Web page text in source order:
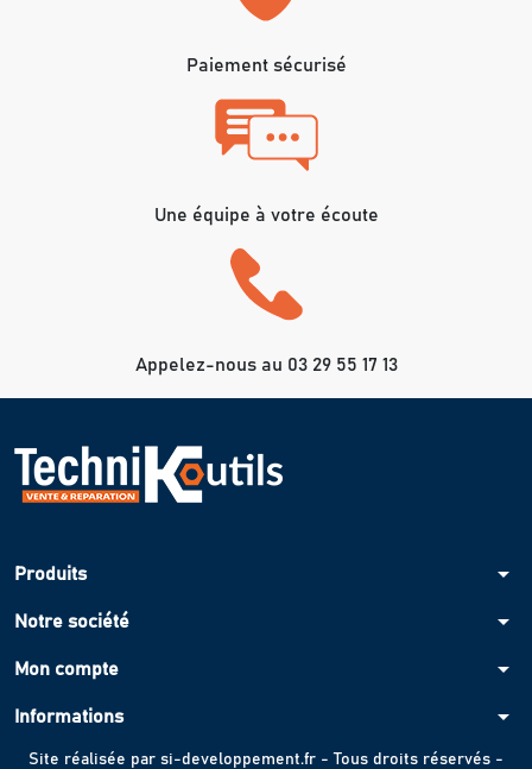
Paiement sécurisé
Une équipe à votre écoute
Appelez-nous au 03 29 55 17 13
Produits arrow_drop_down
Notre société arrow_drop_down
Mon compte arrow_drop_down
Informations arrow_drop_down
Site réalisée par si-developpement.fr - Tous droits réservés -